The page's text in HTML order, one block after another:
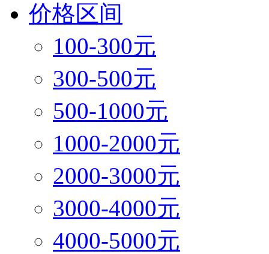
价格区间
100-300元
300-500元
500-1000元
1000-2000元
2000-3000元
3000-4000元
4000-5000元